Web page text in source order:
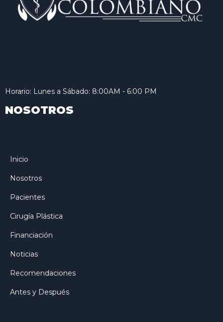
Horario: Lunes a Sábado: 8:00AM - 6:00 PM
NOSOTROS
Inicio
Nosotros
Pacientes
Cirugía Plástica
Financiación
Noticias
Recomendaciones
Antes y Después